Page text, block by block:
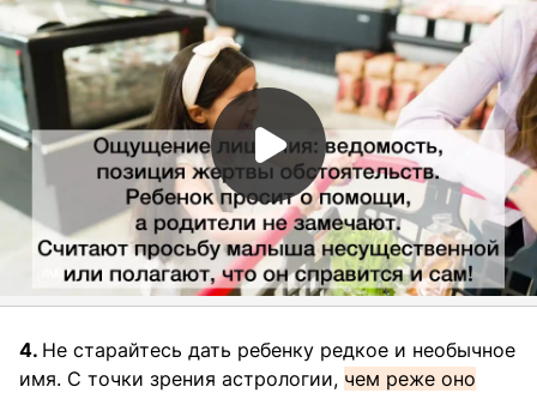
4. Не старайтесь дать ребенку редкое и необычное
имя. С точки зрения астрологии, чем реже оно